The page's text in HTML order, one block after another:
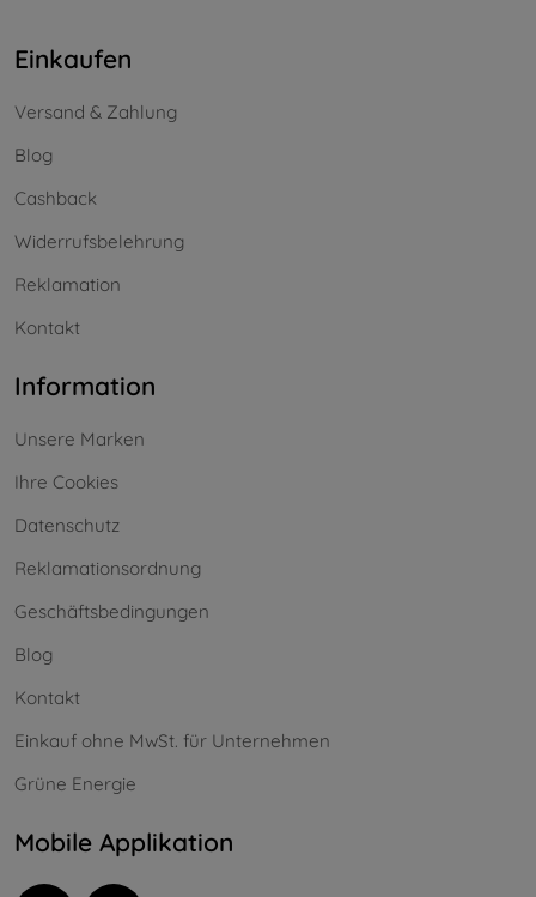
Einkaufen
Versand & Zahlung
Blog
Cashback
Widerrufsbelehrung
Reklamation
Kontakt
Information
Unsere Marken
Ihre Cookies
Datenschutz
Reklamationsordnung
Geschäftsbedingungen
Blog
Kontakt
Einkauf ohne MwSt. für Unternehmen
Grüne Energie
Mobile Applikation